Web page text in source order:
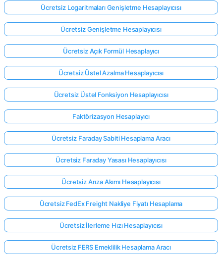
Ücretsiz Logaritmaları Genişletme Hesaplayıcısı
Ücretsiz Genişletme Hesaplayıcısı
Ücretsiz Açık Formül Hesaplayıcı
Ücretsiz Üstel Azalma Hesaplayıcısı
Ücretsiz Üstel Fonksiyon Hesaplayıcısı
Faktörizasyon Hesaplayıcı
Ücretsiz Faraday Sabiti Hesaplama Aracı
Ücretsiz Faraday Yasası Hesaplayıcısı
Ücretsiz Arıza Akımı Hesaplayıcısı
Ücretsiz FedEx Freight Nakliye Fiyatı Hesaplama
Ücretsiz İlerleme Hızı Hesaplayıcısı
Ücretsiz FERS Emeklilik Hesaplama Aracı